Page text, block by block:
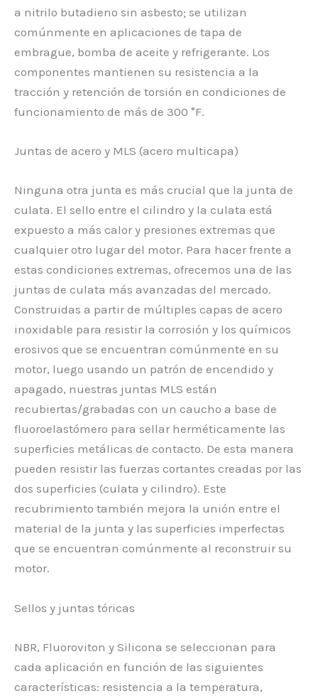
a nitrilo butadieno sin asbesto; se utilizan
comúnmente en aplicaciones de tapa de
embrague, bomba de aceite y refrigerante. Los
componentes mantienen su resistencia a la
tracción y retención de torsión en condiciones de
funcionamiento de más de 300 °F.
Juntas de acero y MLS (acero multicapa)
Ninguna otra junta es más crucial que la junta de
culata. El sello entre el cilindro y la culata está
expuesto a más calor y presiones extremas que
cualquier otro lugar del motor. Para hacer frente a
estas condiciones extremas, ofrecemos una de las
juntas de culata más avanzadas del mercado.
Construidas a partir de múltiples capas de acero
inoxidable para resistir la corrosión y los químicos
erosivos que se encuentran comúnmente en su
motor, luego usando un patrón de encendido y
apagado, nuestras juntas MLS están
recubiertas/grabadas con un caucho a base de
fluoroelastómero para sellar herméticamente las
superficies metálicas de contacto. De esta manera
pueden resistir las fuerzas cortantes creadas por las
dos superficies (culata y cilindro). Este
recubrimiento también mejora la unión entre el
material de la junta y las superficies imperfectas
que se encuentran comúnmente al reconstruir su
motor.
Sellos y juntas tóricas
NBR, Fluoroviton y Silicona se seleccionan para
cada aplicación en función de las siguientes
características: resistencia a la temperatura,